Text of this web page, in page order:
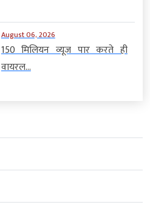
August 06, 2026
150 मिलियन व्यूज पार करते ही
वायरल...